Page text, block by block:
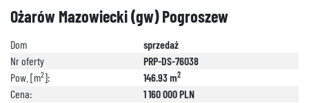
Ożarów Mazowiecki (gw) Pogroszew
Dom
sprzedaż
Nr oferty
PRP-DS-76038
Pow. [m2]: 146.93 m2
Cena:
1 160 000 PLN